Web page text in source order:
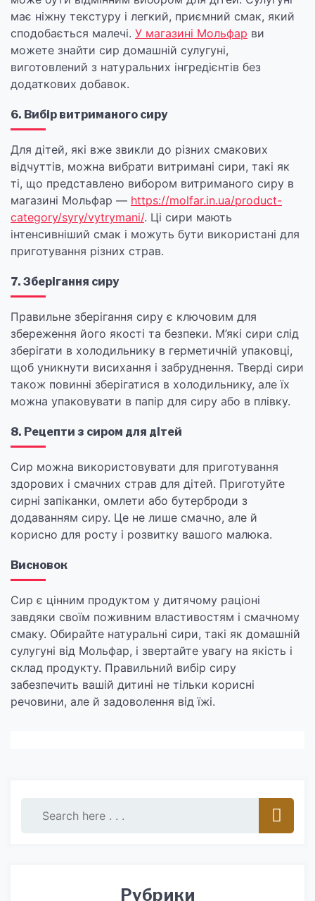
має ніжну текстуру і легкий, приємний смак, який
сподобається малечі. У магазині Мольфар ви
можете знайти сир домашній сулугуні,
виготовлений з натуральних інгредієнтів без
додаткових добавок.
6. Вибір витриманого сиру
Для дітей, які вже звикли до різних смакових
відчуттів, можна вибрати витримані сири, такі як
ті, що представлено вибором витриманого сиру в
магазині Мольфар — https://molfar.in.ua/product-
category/syry/vytrymani/. Ці сири мають
інтенсивніший смак і можуть бути використані для
приготування різних страв.
7. Зберігання сиру
Правильне зберігання сиру є ключовим для
збереження його якості та безпеки. М’які сири слід
зберігати в холодильнику в герметичній упаковці,
щоб уникнути висихання і забруднення. Тверді сири
також повинні зберігатися в холодильнику, але їх
можна упаковувати в папір для сиру або в плівку.
8. Рецепти з сиром для дітей
Сир можна використовувати для приготування
здорових і смачних страв для дітей. Приготуйте
сирні запіканки, омлети або бутерброди з
додаванням сиру. Це не лише смачно, але й
корисно для росту і розвитку вашого малюка.
Висновок
Сир є цінним продуктом у дитячому раціоні
завдяки своїм поживним властивостям і смачному
смаку. Обирайте натуральні сири, такі як домашній
сулугуні від Мольфар, і звертайте увагу на якість і
склад продукту. Правильний вибір сиру
забезпечить вашій дитині не тільки корисні
речовини, але й задоволення від їжі.
Рубрики